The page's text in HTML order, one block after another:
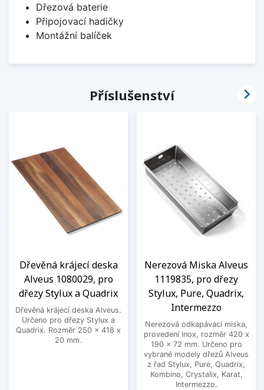
Dřezová baterie
Připojovací hadičky
Montážní balíček
Příslušenství
Dřevěná krájecí deska
Alveus 1080029, pro
dřezy Stylux a Quadrix
Dřevěná krájecí deska Alveus.
Určeno pro dřezy Stylux a
Quadrix. Rozměr 250 x 418 x
20 mm.
Nerezová Miska Alveus
1119835, pro dřezy
Stylux, Pure, Quadrix,
Intermezzo
Nerezová odkapávací miska,
provedení Inox, rozměr 420 x
190 x 72 mm. Určeno pro
vybrané modely dřezů Alveus
z řad Stylux, Pure, Quadrix,
Kombino, Crystalix, Karat,
Intermezzo.
